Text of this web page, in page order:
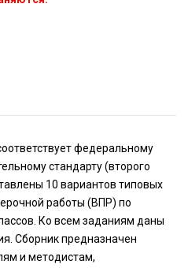
федеральному
стандарту (второго
10 вариантов типовых
работы (ВПР) по
Ко всем заданиям даны
Сборник предназначен
и методистам,